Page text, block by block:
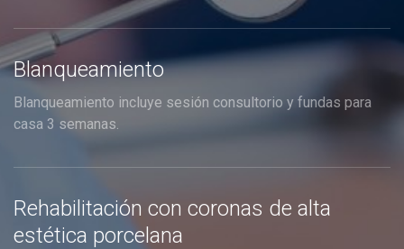
Blanqueamiento
Blanqueamiento incluye sesión consultorio y fundas para
casa 3 semanas.
Rehabilitación con coronas de alta
estética porcelana